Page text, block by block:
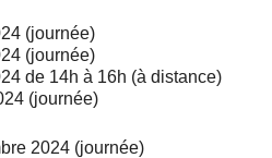
(journée)
(journée)
de 14h à 16h (à distance)
(journée)
2024 (journée)